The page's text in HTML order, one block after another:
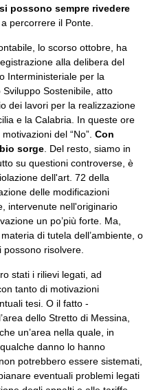
possono sempre rivedere
percorrere il Ponte.
lo scorso ottobre, ha
alla delibera del
Interministeriale per la
Sostenibile, atto
dei lavori per la realizzazione
e la Calabria. In queste ore
del “No”. Con
sorge . Del resto, siamo in
su questioni controverse, è
dell'art. 72 della
delle modificazioni
intervenute nell'originario
un po’più forte. Ma,
di tutela dell’ambiente, o
risolvere.
stati i rilievi legati, ad
tanto di motivazioni
tesi. O il fatto -
dello Stretto di Messina,
un’area nella quale, in
danno lo hanno
potrebbero essere sistemati,
eventuali problemi legati